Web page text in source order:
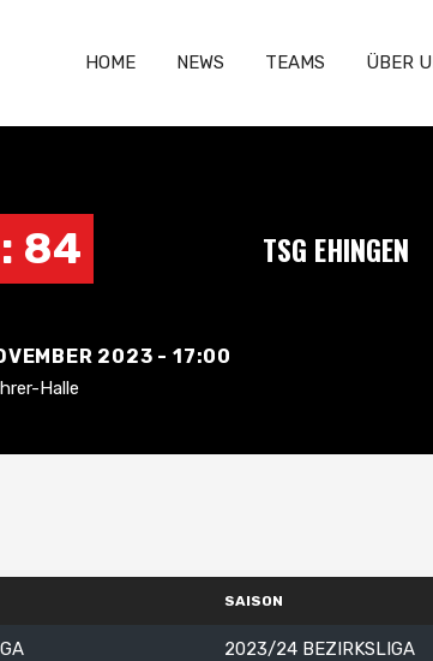
HOME NEWS TEAMS ÜBER
84 TSG EHINGEN
2023 - 17:00
Halle
SAISON
2023/24 BEZIRKSLIGA